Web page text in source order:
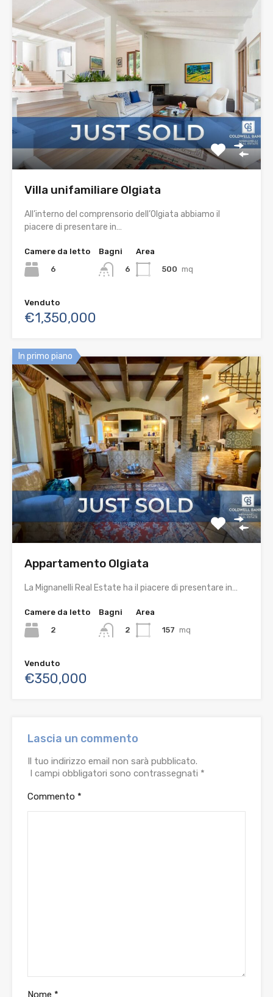
Villa unifamiliare Olgiata
All’interno del comprensorio dell’Olgiata abbiamo il
piacere di presentare in…
Camere da letto
6
Bagni
6
Area
500 mq
Venduto
€1,350,000
In primo piano
Appartamento Olgiata
La Mignanelli Real Estate ha il piacere di presentare in…
Camere da letto
2
Bagni
2
Area
157 mq
Venduto
€350,000
Lascia un commento
Il tuo indirizzo email non sarà pubblicato.
I campi obbligatori sono contrassegnati *
Commento *
Nome *